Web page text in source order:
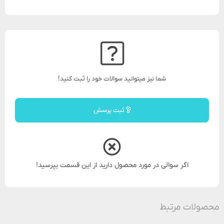
شما نیز میتوانید سوالات خود را ثبت کنید!
ثبت پرسش
اگر سوالی در مورد محصول دارید از این قسمت بپرسید!
محصولات مرتبط